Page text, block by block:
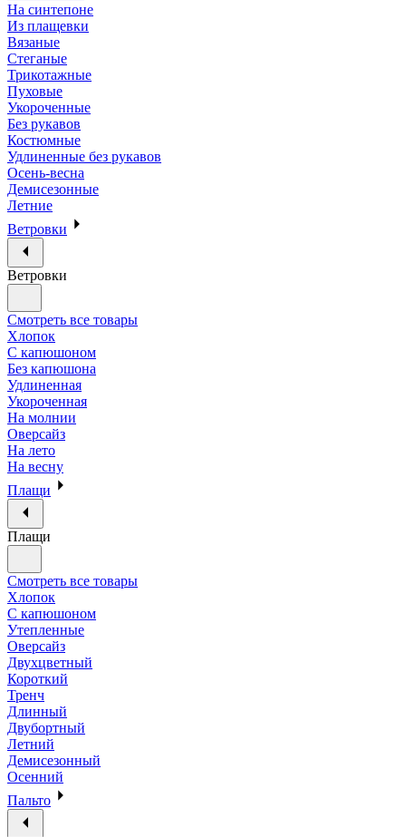
На синтепоне
Из плащевки
Вязаные
Стеганые
Трикотажные
Пуховые
Укороченные
Без рукавов
Костюмные
Удлиненные без рукавов
Осень-весна
Демисезонные
Летние
Ветровки
Ветровки
Смотреть все товары
Хлопок
С капюшоном
Без капюшона
Удлиненная
Укороченная
На молнии
Оверсайз
На лето
На весну
Плащи
Плащи
Смотреть все товары
Хлопок
С капюшоном
Утепленные
Оверсайз
Двухцветный
Короткий
Тренч
Длинный
Двубортный
Летний
Демисезонный
Осенний
Пальто